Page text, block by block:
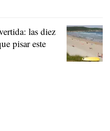
las diez
pisar este